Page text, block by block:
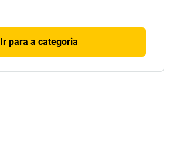
Ir para a categoria